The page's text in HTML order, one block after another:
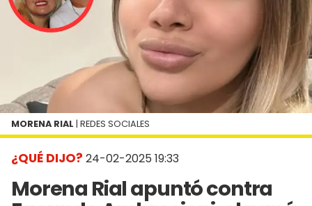
¿QUÉ DIJO? 24-02-2025 19:33
Morena Rial apuntó contra
MORENA RIAL | REDES SOCIALES